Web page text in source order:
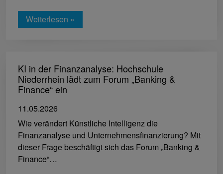
Weiterlesen »
KI in der Finanzanalyse: Hochschule
Niederrhein lädt zum Forum „Banking &
Finance“ ein
11.05.2026
Wie verändert Künstliche Intelligenz die
Finanzanalyse und Unternehmensfinanzierung? Mit
dieser Frage beschäftigt sich das Forum „Banking &
Finance“…